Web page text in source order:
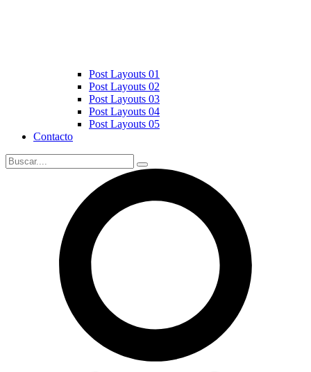
Post Layouts 01
Post Layouts 02
Post Layouts 03
Post Layouts 04
Post Layouts 05
Contacto